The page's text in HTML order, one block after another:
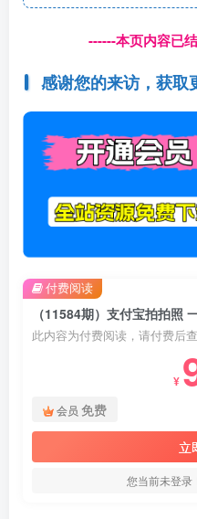
------本页内容已
感谢您的来访，获取
此内容为付费阅读，请付费后
¥
会员 免费
立
您当前未登录
付费阅读